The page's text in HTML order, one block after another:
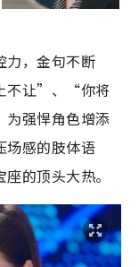
力，金句不断
不让”、“你将
强悍角色增添
场感的肢体语
的顶头大热。